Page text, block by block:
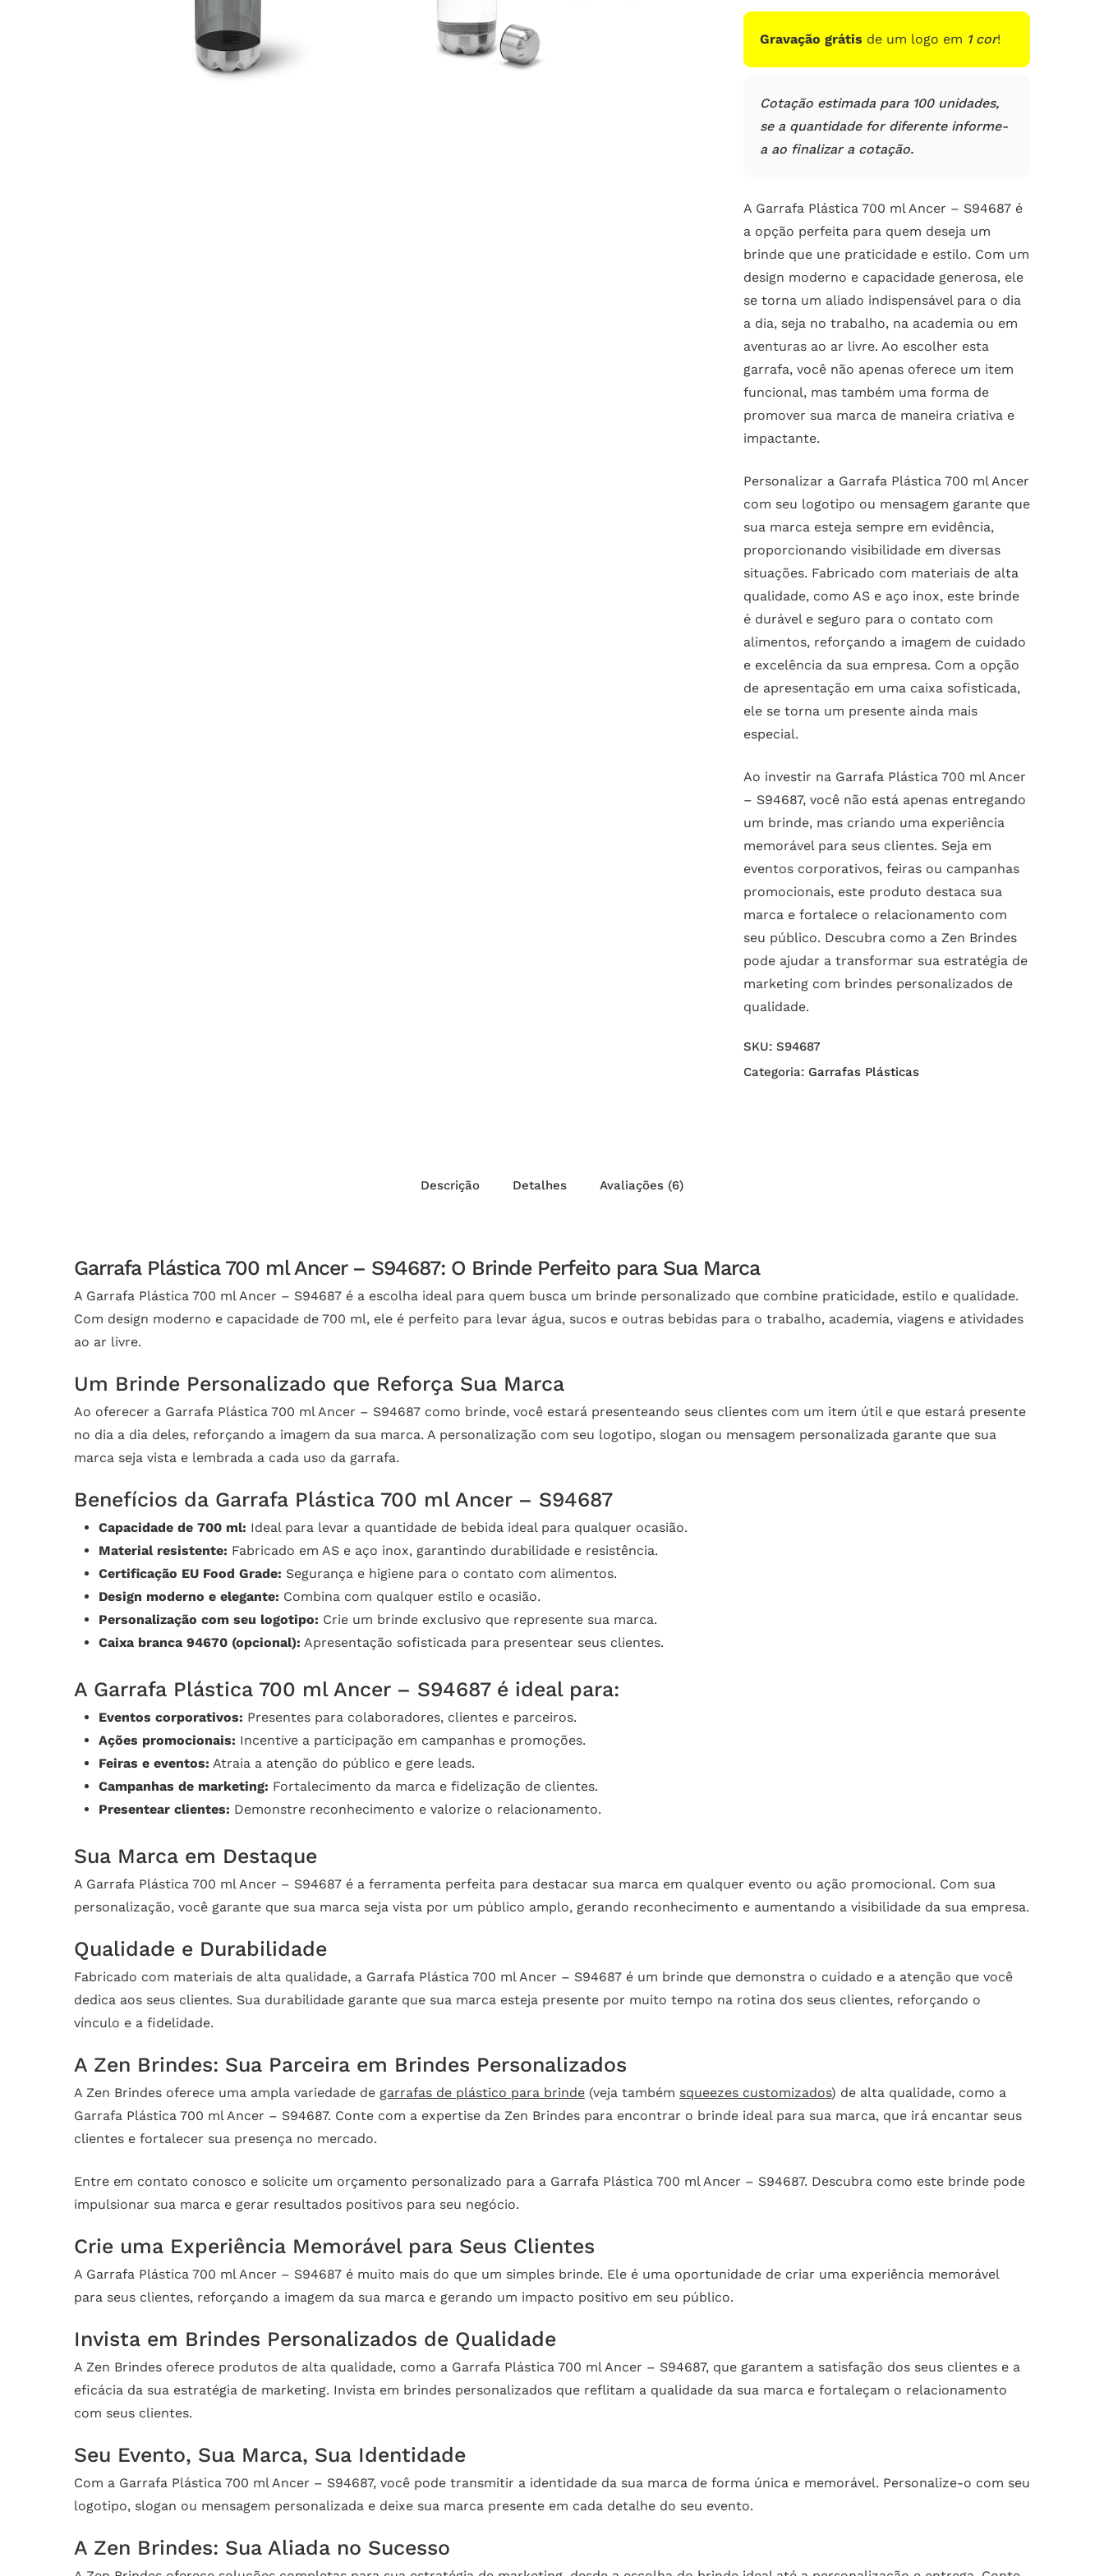
clientes
Gravação grátis de um logo em 1 cor!
Cotação estimada para 100 unidades,
se a quantidade for diferente informe-
a ao finalizar a cotação.
A Garrafa Plástica 700 ml Ancer – S94687 é
a opção perfeita para quem deseja um
brinde que une praticidade e estilo. Com um
design moderno e capacidade generosa, ele
se torna um aliado indispensável para o dia
a dia, seja no trabalho, na academia ou em
aventuras ao ar livre. Ao escolher esta
garrafa, você não apenas oferece um item
funcional, mas também uma forma de
promover sua marca de maneira criativa e
impactante.
Personalizar a Garrafa Plástica 700 ml Ancer
com seu logotipo ou mensagem garante que
sua marca esteja sempre em evidência,
proporcionando visibilidade em diversas
situações. Fabricado com materiais de alta
qualidade, como AS e aço inox, este brinde
é durável e seguro para o contato com
alimentos, reforçando a imagem de cuidado
e excelência da sua empresa. Com a opção
de apresentação em uma caixa sofisticada,
ele se torna um presente ainda mais
especial.
Ao investir na Garrafa Plástica 700 ml Ancer
– S94687, você não está apenas entregando
um brinde, mas criando uma experiência
memorável para seus clientes. Seja em
eventos corporativos, feiras ou campanhas
promocionais, este produto destaca sua
marca e fortalece o relacionamento com
seu público. Descubra como a Zen Brindes
pode ajudar a transformar sua estratégia de
marketing com brindes personalizados de
qualidade.
SKU: S94687
Categoria: Garrafas Plásticas
Descrição Detalhes Avaliações (6)
Garrafa Plástica 700 ml Ancer – S94687: O Brinde Perfeito para Sua Marca
A Garrafa Plástica 700 ml Ancer – S94687 é a escolha ideal para quem busca um brinde personalizado que combine praticidade, estilo e qualidade.
Com design moderno e capacidade de 700 ml, ele é perfeito para levar água, sucos e outras bebidas para o trabalho, academia, viagens e atividades
ao ar livre.
Um Brinde Personalizado que Reforça Sua Marca
Ao oferecer a Garrafa Plástica 700 ml Ancer – S94687 como brinde, você estará presenteando seus clientes com um item útil e que estará presente
no dia a dia deles, reforçando a imagem da sua marca. A personalização com seu logotipo, slogan ou mensagem personalizada garante que sua
marca seja vista e lembrada a cada uso da garrafa.
Benefícios da Garrafa Plástica 700 ml Ancer – S94687
Capacidade de 700 ml: Ideal para levar a quantidade de bebida ideal para qualquer ocasião.
Material resistente: Fabricado em AS e aço inox, garantindo durabilidade e resistência.
Certificação EU Food Grade: Segurança e higiene para o contato com alimentos.
Design moderno e elegante: Combina com qualquer estilo e ocasião.
Personalização com seu logotipo: Crie um brinde exclusivo que represente sua marca.
Caixa branca 94670 (opcional): Apresentação sofisticada para presentear seus clientes.
A Garrafa Plástica 700 ml Ancer – S94687 é ideal para:
Eventos corporativos: Presentes para colaboradores, clientes e parceiros.
Ações promocionais: Incentive a participação em campanhas e promoções.
Feiras e eventos: Atraia a atenção do público e gere leads.
Campanhas de marketing: Fortalecimento da marca e fidelização de clientes.
Presentear clientes: Demonstre reconhecimento e valorize o relacionamento.
Sua Marca em Destaque
A Garrafa Plástica 700 ml Ancer – S94687 é a ferramenta perfeita para destacar sua marca em qualquer evento ou ação promocional. Com sua
personalização, você garante que sua marca seja vista por um público amplo, gerando reconhecimento e aumentando a visibilidade da sua empresa.
Qualidade e Durabilidade
Fabricado com materiais de alta qualidade, a Garrafa Plástica 700 ml Ancer – S94687 é um brinde que demonstra o cuidado e a atenção que você
dedica aos seus clientes. Sua durabilidade garante que sua marca esteja presente por muito tempo na rotina dos seus clientes, reforçando o
vínculo e a fidelidade.
A Zen Brindes: Sua Parceira em Brindes Personalizados
A Zen Brindes oferece uma ampla variedade de garrafas de plástico para brinde (veja também squeezes customizados) de alta qualidade, como a
Garrafa Plástica 700 ml Ancer – S94687. Conte com a expertise da Zen Brindes para encontrar o brinde ideal para sua marca, que irá encantar seus
clientes e fortalecer sua presença no mercado.
Entre em contato conosco e solicite um orçamento personalizado para a Garrafa Plástica 700 ml Ancer – S94687. Descubra como este brinde pode
impulsionar sua marca e gerar resultados positivos para seu negócio.
Crie uma Experiência Memorável para Seus Clientes
A Garrafa Plástica 700 ml Ancer – S94687 é muito mais do que um simples brinde. Ele é uma oportunidade de criar uma experiência memorável
para seus clientes, reforçando a imagem da sua marca e gerando um impacto positivo em seu público.
Invista em Brindes Personalizados de Qualidade
A Zen Brindes oferece produtos de alta qualidade, como a Garrafa Plástica 700 ml Ancer – S94687, que garantem a satisfação dos seus clientes e a
eficácia da sua estratégia de marketing. Invista em brindes personalizados que reflitam a qualidade da sua marca e fortaleçam o relacionamento
com seus clientes.
Seu Evento, Sua Marca, Sua Identidade
Com a Garrafa Plástica 700 ml Ancer – S94687, você pode transmitir a identidade da sua marca de forma única e memorável. Personalize-o com seu
logotipo, slogan ou mensagem personalizada e deixe sua marca presente em cada detalhe do seu evento.
A Zen Brindes: Sua Aliada no Sucesso